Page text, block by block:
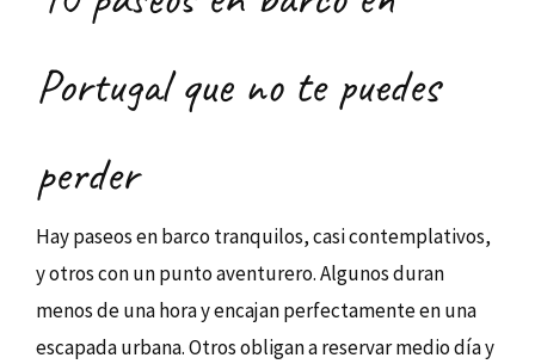
Portugal que no te puedes
perder
Hay paseos en barco tranquilos, casi contemplativos,
y otros con un punto aventurero. Algunos duran
menos de una hora y encajan perfectamente en una
escapada urbana. Otros obligan a reservar medio día y